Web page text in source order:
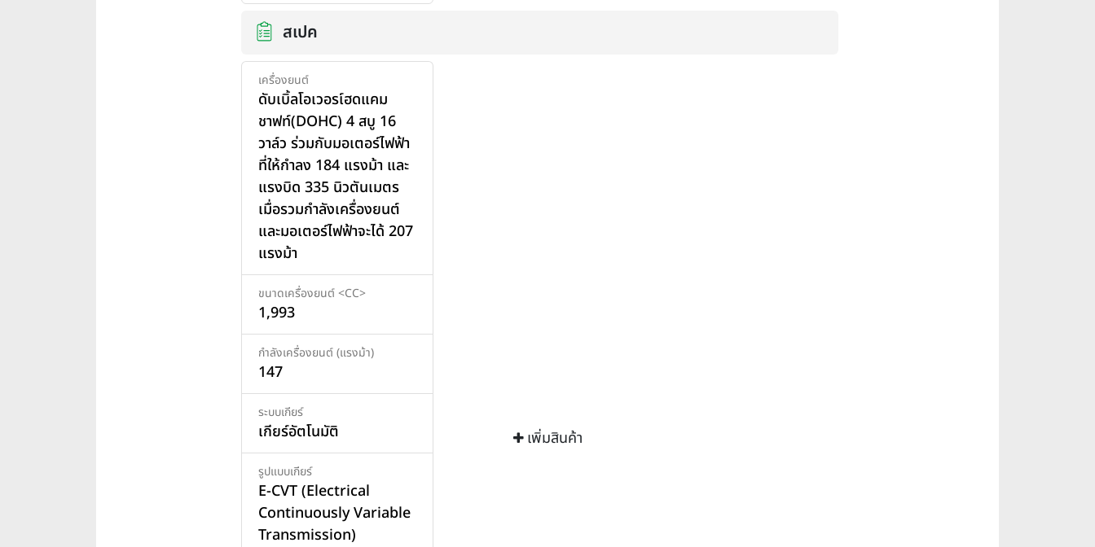
เพิ่มสินค้า
สเปค
เครื่องยนต์
ดับเบิ้ลโอเวอรเ์ฮดแคม
ชาฟท์(DOHC) 4 สบู 16
วาล์ว ร่วมกับมอเตอร์ไฟฟ้า
ที่ให้กำลง 184 แรงม้า และ
แรงบิด 335 นิวตันเมตร
เมื่อรวมกำลังเครื่องยนต์
และมอเตอร์ไฟฟ้าจะได้ 207
แรงม้า
ขนาดเครื่องยนต์ <CC>
1,993
กำลังเครื่องยนต์ (แรงม้า)
147
ระบบเกียร์
เกียร์อัตโนมัติ
รูปแบบเกียร์
E-CVT (Electrical
Continuously Variable
Transmission)